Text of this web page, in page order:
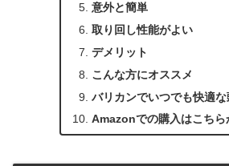
意外と簡単
取り回し性能がよい
デメリット
こんな方にオススメ
バリカンでいつでも快適
Amazonでの購入はこちら